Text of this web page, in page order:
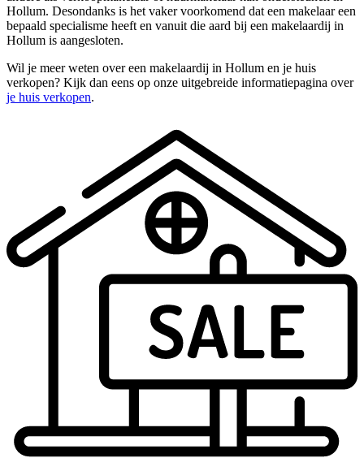
Hollum. Desondanks is het vaker voorkomend dat een makelaar een
bepaald specialisme heeft en vanuit die aard bij een makelaardij in
Hollum is aangesloten.
Wil je meer weten over een makelaardij in Hollum en je huis
verkopen? Kijk dan eens op onze uitgebreide informatiepagina over
je huis verkopen.